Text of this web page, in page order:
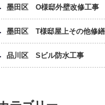
墨田区 O様邸外壁改修工事
墨田区 T様邸屋上その他修
品川区 Sビル防水工事